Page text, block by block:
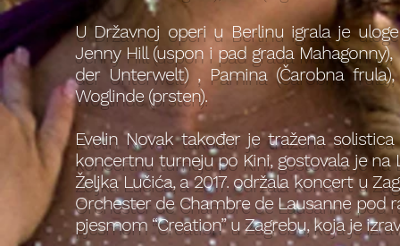
U Državnoj operi u Berlinu igrala je
Jenny Hill (uspon i pad grada
der Unterwelt) , Pamina (Čarobna
Woglinde (prsten).
Evelin Novak također je tražena
koncertnu turneju po Kini, gostovala je
Željka Lučića, a 2017. održala koncert u
Orchester de Chambre de Lausanne pod
pjesmom “Creation” u Zagrebu, koja je